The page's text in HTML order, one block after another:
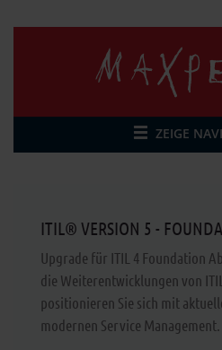
ZEIGE
ITIL® VERSION 5 -
Upgrade für ITIL 4 Foundation
die Weiterentwicklungen von
positionieren Sie sich mit
modernen Service Management.